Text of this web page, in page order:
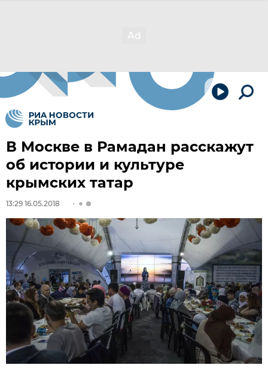
В Москве в Рамадан расскажут
об истории и культуре
крымских татар
13:29 16.05.2018